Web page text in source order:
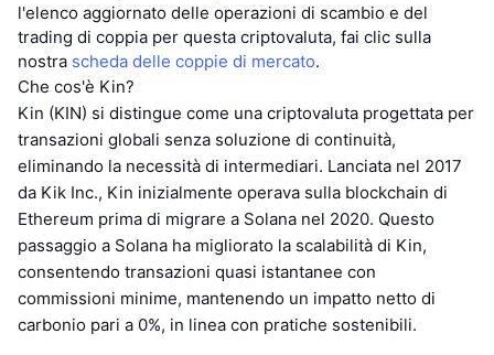
l'elenco aggiornato delle operazioni di scambio e del
trading di coppia per questa criptovaluta, fai clic sulla
nostra scheda delle coppie di mercato.
Che cos'è Kin?
Kin (KIN) si distingue come una criptovaluta progettata per
transazioni globali senza soluzione di continuità,
eliminando la necessità di intermediari. Lanciata nel 2017
da Kik Inc., Kin inizialmente operava sulla blockchain di
Ethereum prima di migrare a Solana nel 2020. Questo
passaggio a Solana ha migliorato la scalabilità di Kin,
consentendo transazioni quasi istantanee con
commissioni minime, mantenendo un impatto netto di
carbonio pari a 0%, in linea con pratiche sostenibili.